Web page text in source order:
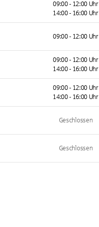
09:00 - 12:00 Uhr
14:00 - 16:00 Uhr
09:00 - 12:00 Uhr
09:00 - 12:00 Uhr
14:00 - 16:00 Uhr
09:00 - 12:00 Uhr
14:00 - 16:00 Uhr
Geschlossen
Geschlossen